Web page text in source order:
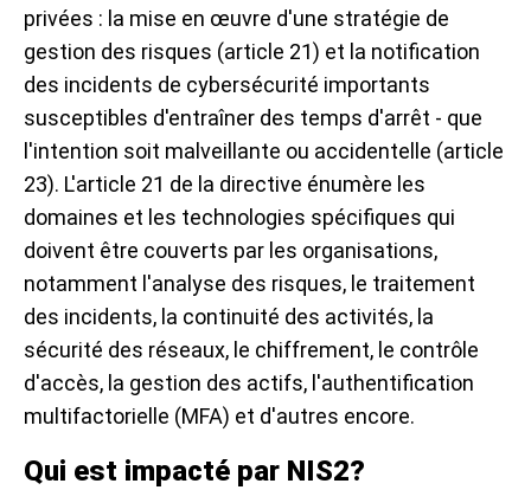
privées : la mise en œuvre d'une stratégie de
gestion des risques (article 21) et la notification
des incidents de cybersécurité importants
susceptibles d'entraîner des temps d'arrêt - que
l'intention soit malveillante ou accidentelle (article
23). L'article 21 de la directive énumère les
domaines et les technologies spécifiques qui
doivent être couverts par les organisations,
notamment l'analyse des risques, le traitement
des incidents, la continuité des activités, la
sécurité des réseaux, le chiffrement, le contrôle
d'accès, la gestion des actifs, l'authentification
multifactorielle (MFA) et d'autres encore.
Qui est impacté par NIS2?